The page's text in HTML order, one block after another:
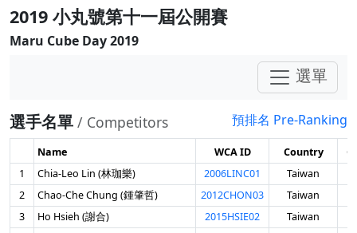
2019 小丸號第十一屆公開賽
Maru Cube Day 2019
選單
選手名單 / Competitors 預排名 Pre-Ranking
Name WCA ID Country
1
Chia-Leo Lin (林珈樂) 2006LINC01 Taiwan
2
Chao-Che Chung (鍾肇哲) 2012CHON03 Taiwan
3
Ho Hsieh (謝合) 2015HSIE02 Taiwan